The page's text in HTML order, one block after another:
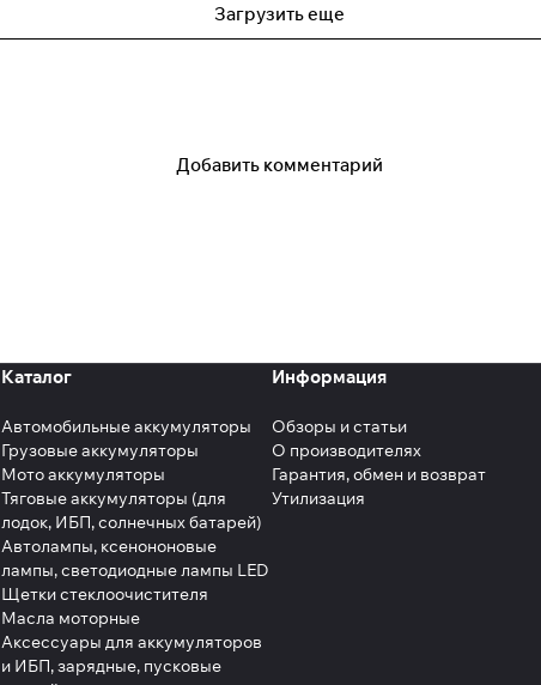
Загрузить еще
Добавить комментарий
Каталог
Автомобильные аккумуляторы
Грузовые аккумуляторы
Мото аккумуляторы
Тяговые аккумуляторы (для
лодок, ИБП, солнечных батарей)
Автолампы, ксенононовые
лампы, светодиодные лампы LED
Щетки стеклоочистителя
Масла моторные
Аксессуары для аккумуляторов
и ИБП, зарядные, пусковые
Информация
Обзоры и статьи
О производителях
Гарантия, обмен и возврат
Утилизация